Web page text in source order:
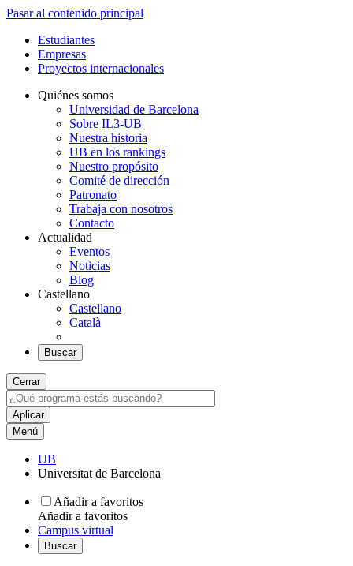
Pasar al contenido principal
Estudiantes
Empresas
Proyectos internacionales
Quiénes somos
Universidad de Barcelona
Sobre IL3-UB
Nuestra historia
UB en los rankings
Nuestro propósito
Comité de dirección
Patronato
Trabaja con nosotros
Contacto
Actualidad
Eventos
Noticias
Blog
Castellano
Castellano
Català
Buscar
Cerrar
Menú
UB
Universitat de Barcelona
Añadir a favoritos
Añadir a favoritos
Campus virtual
Buscar